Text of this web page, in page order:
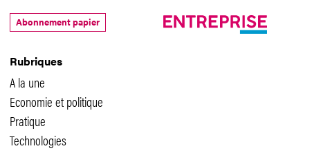
Rubriques
A la une
Economie et politique
Pratique
Technologies
Abonnement papier